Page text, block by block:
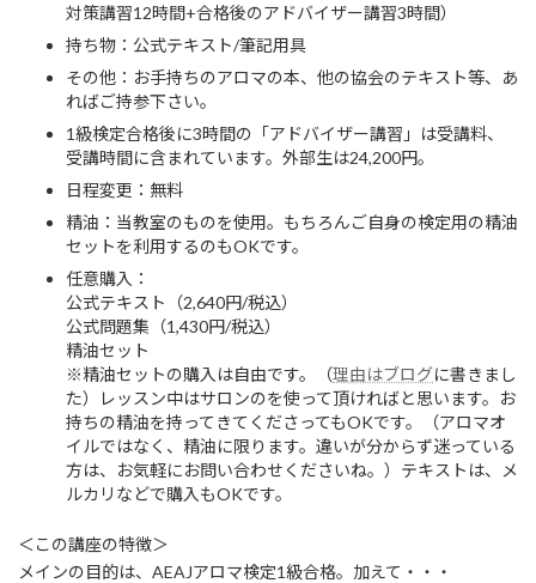
対策講習12時間+合格後のアドバイザー講習3時間）
持ち物：公式テキスト/筆記用具
その他：お手持ちのアロマの本、他の協会のテキスト等、あ
ればご持参下さい。
​1級検定合格後に3時間の「アドバイザー講習」は受講料、
受講時間に含まれています。外部生は24,200円。
​日程変更：無料
​精油：当教室のものを使用。もちろんご自身の検定用の精油
セットを利用するのもOKです。
任意購入：
公式テキスト（2,640円/税込）
公式問題集（1,430円/税込）
精油セット
※精油セットの購入は自由です。（理由はブログに書きまし
た）レッスン中はサロンのを使って頂ければと思います。お
持ちの精油を持ってきてくださってもOKです。（アロマオ
イルではなく、精油に限ります。違いが分からず迷っている
方は、お気軽にお問い合わせくださいね。）テキストは、メ
ルカリなどで購入もOKです。
＜この講座の特徴＞
メインの目的は、AEAJアロマ検定1級合格。加えて・・・